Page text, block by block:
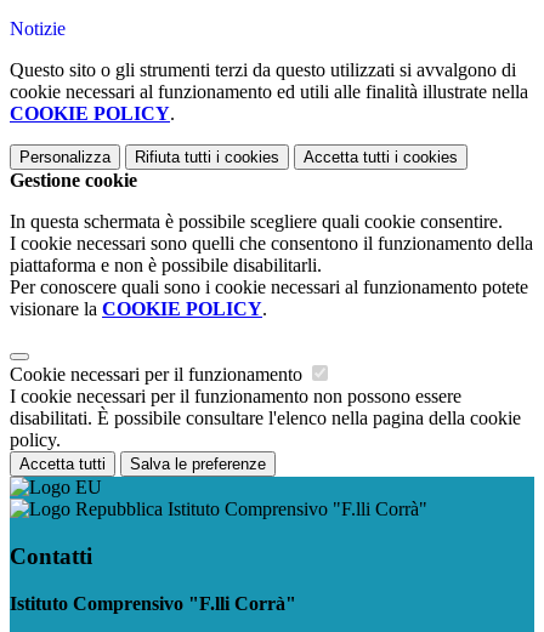
Notizie
Questo sito o gli strumenti terzi da questo utilizzati si avvalgono di
cookie necessari al funzionamento ed utili alle finalità illustrate nella
COOKIE POLICY.
Personalizza Rifiuta tutti i cookies Accetta tutti i cookies
Gestione cookie
In questa schermata è possibile scegliere quali cookie consentire.
I cookie necessari sono quelli che consentono il funzionamento della
piattaforma e non è possibile disabilitarli.
Per conoscere quali sono i cookie necessari al funzionamento potete
visionare la COOKIE POLICY.
Cookie necessari per il funzionamento
I cookie necessari per il funzionamento non possono essere
disabilitati. È possibile consultare l'elenco nella pagina della cookie
policy.
Accetta tutti Salva le preferenze
Istituto Comprensivo "F.lli Corrà"
Contatti
Istituto Comprensivo "F.lli Corrà"